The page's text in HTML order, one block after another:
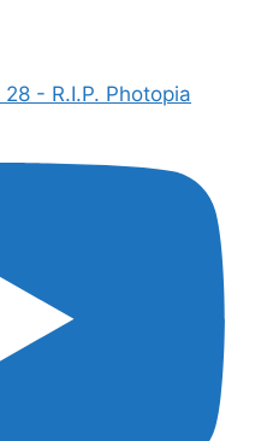
- R.I.P. Photopia